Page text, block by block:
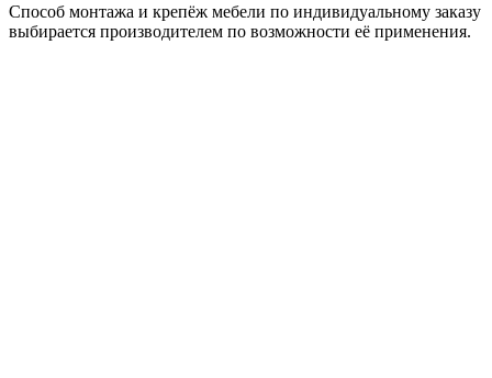
Способ монтажа и крепёж мебели по индивидуальному заказу
выбирается производителем по возможности её применения.